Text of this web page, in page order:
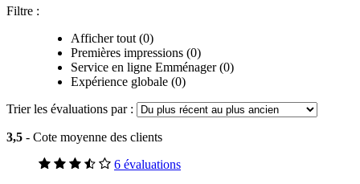
Filtre :
Afficher tout (0)
Premières impressions (0)
Service en ligne Emménager (0)
Expérience globale (0)
Trier les évaluations par :
3,5 - Cote moyenne des clients
6 évaluations